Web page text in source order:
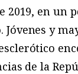
2019, en un
y
de la